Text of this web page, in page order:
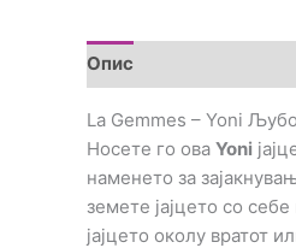
Опис
La Gemmes – Yoni
Носете го ова Yoni
наменето за
земете јајцето со
јајцето околу вратот